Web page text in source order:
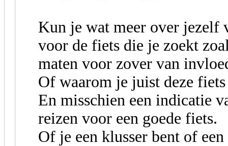
Kun je wat meer over jezelf
voor de fiets die je zoekt
maten voor zover van
Of waarom je juist deze
En misschien een indicatie
reizen voor een goede fiets.
Of je een klusser bent of